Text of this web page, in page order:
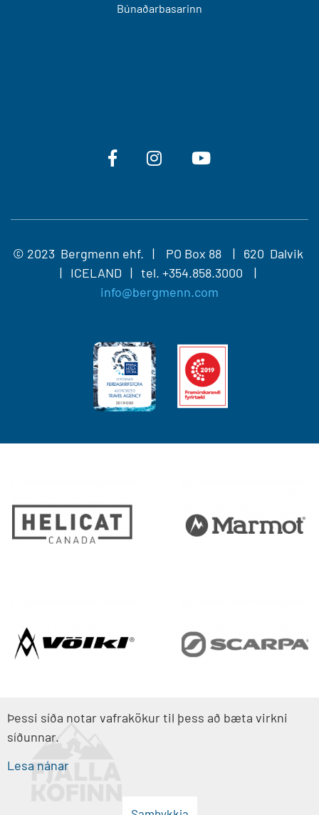
Búnaðarbasarinn
© 2023 Bergmenn ehf. | PO Box 88 | 620 Dalvik
| ICELAND | tel. +354.858.3000 |
info@bergmenn.com
Þessi síða notar vafrakökur til þess að bæta virkni
síðunnar.
Lesa nánar